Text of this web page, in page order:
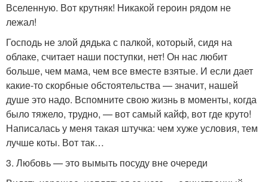
Вселенную. Вот крутняк! Никакой героин рядом не
лежал!
Господь не злой дядька с палкой, который, сидя на
облаке, считает наши поступки, нет! Он нас любит
больше, чем мама, чем все вместе взятые. И если дает
какие-то скорбные обстоятельства — значит, нашей
душе это надо. Вспомните свою жизнь в моменты, когда
было тяжело, трудно, — вот самый кайф, вот где круто!
Написалась у меня такая штучка: чем хуже условия, тем
лучше коты. Вот так…
3. Любовь — это вымыть посуду вне очереди